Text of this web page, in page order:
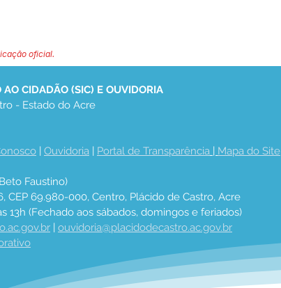
oficial.
CIDADÃO (SIC) E OUVIDORIA
- Estado do Acre
| Ouvidoria | Portal de Transparência | Mapa do Site
Faustino)
CEP 69.980-000, Centro, Plácido de Castro, Acre
13h (Fechado aos sábados, domingos e feriados)
| ouvidoria@placidodecastro.ac.gov.br